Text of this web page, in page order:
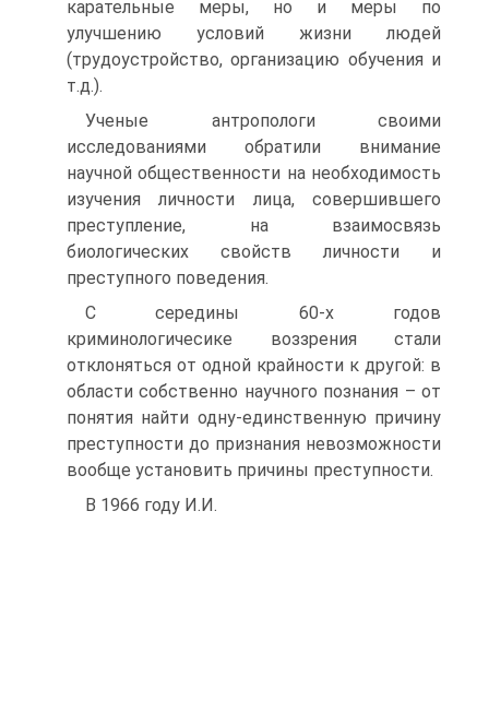
карательные меры, но и меры по
улучшению условий жизни людей
(трудоустройство, организацию обучения и
т.д.).
Ученые антропологи своими
исследованиями обратили внимание
научной общественности на необходимость
изучения личности лица, совершившего
преступление, на взаимосвязь
биологических свойств личности и
преступного поведения.
С середины 60-х годов
криминологичесике воззрения стали
отклоняться от одной крайности к другой: в
области собственно научного познания – от
понятия найти одну-единственную причину
преступности до признания невозможности
вообще установить причины преступности.
В 1966 году И.И.